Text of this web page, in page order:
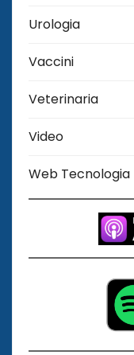
Urologia
Vaccini
Veterinaria
Video
Web Tecnologia